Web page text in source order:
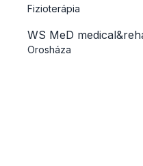
Fizioterápia
WS MeD
Orosháza